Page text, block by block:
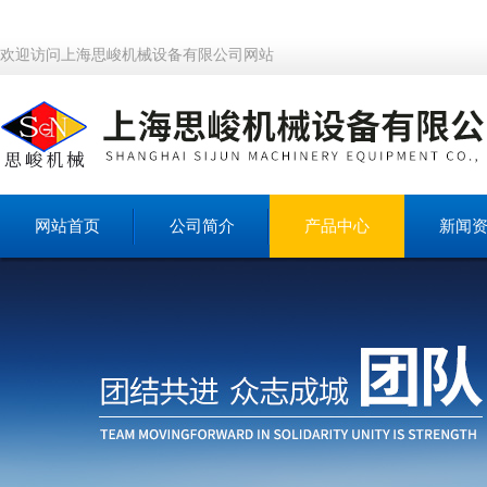
欢迎访问上海思峻机械设备有限公司网站
网站首页 公司简介 产品中心 新闻